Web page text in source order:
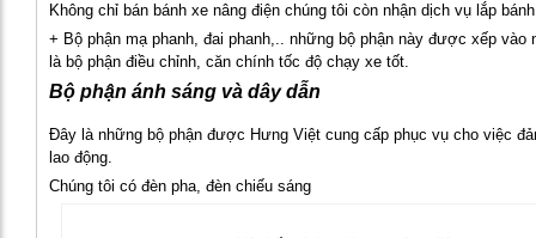
Không chỉ bán bánh xe nâng điện chúng tôi còn nhận dịch vụ lắp
+ Bộ phận mạ phanh, đai phanh,.. những bộ phận này được xếp vào
là bộ phận điều chỉnh, căn chính tốc độ chạy xe tốt.
Bộ phận ánh sáng và dây dẫn
Đây là những bộ phận được Hưng Việt cung cấp phục vụ cho việc
lao động.
Chúng tôi có đèn pha, đèn chiếu sáng